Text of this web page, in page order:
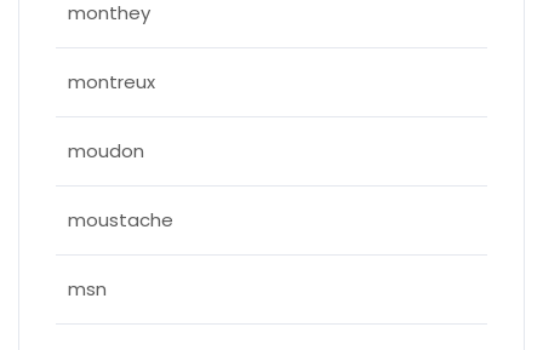
monthey
montreux
moudon
moustache
msn